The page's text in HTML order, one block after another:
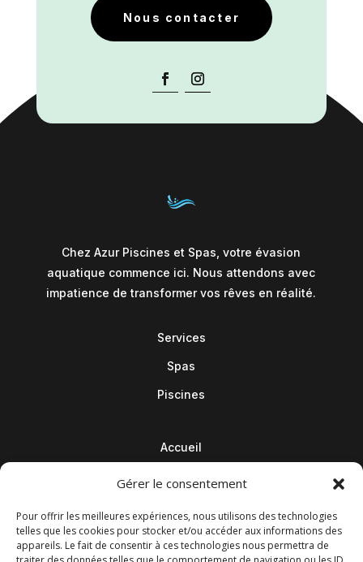
Gérer le consentement
Pour offrir les meilleures expériences, nous utilisons des technologies
telles que les cookies pour stocker et/ou accéder aux informations des
appareils. Le fait de consentir à ces technologies nous permettra de
Nous contacter
Chez Azur Piscines et Spas, votre évasion
aquatique commence ici. Nous attendons avec
impatience de transformer vos rêves en réalité.
Services
Spas
Piscines
Accueil